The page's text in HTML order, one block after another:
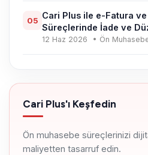
05 Cari Plus ile e-Fatura
Süreçlerinde İade ve
12 Haz 2026 • Ön
Cari Plus'ı Keşfedin
Ön muhasebe süreçlerinizi
maliyetten tasarruf edin.